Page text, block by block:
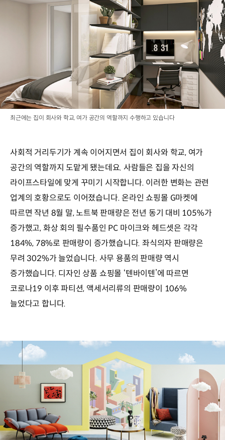
최근에는 집이 회사와 학교, 여가 공간의 역할까지 수행하고 있습니다
사회적 거리두기가 계속 이어지면서 집이 회사와 학교, 여가
공간의 역할까지 도맡게 됐는데요. 사람들은 집을 자신의
라이프스타일에 맞게 꾸미기 시작합니다. 이러한 변화는 관련
업계의 호황으로도 이어졌습니다. 온라인 쇼핑몰 G마켓에
따르면 작년 8월 말, 노트북 판매량은 전년 동기 대비 105%가
증가했고, 화상 회의 필수품인 PC 마이크와 헤드셋은 각각
184%, 78%로 판매량이 증가했습니다. 좌식의자 판매량은
무려 302%가 늘었습니다. 사무 용품의 판매량 역시
증가했습니다. 디자인 상품 쇼핑몰 ‘텐바이텐’에 따르면
코로나19 이후 파티션, 액세서리류의 판매량이 106%
늘었다고 합니다.